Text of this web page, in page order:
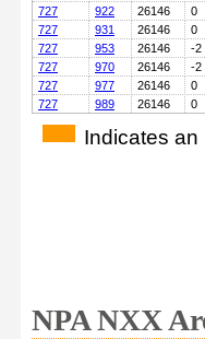
727
922 26146
0
727
931 26146
0
727
953 26146
-2
727
970 26146
-2
727
977 26146
0
727
989 26146 0
Indicates an
NPA NXX